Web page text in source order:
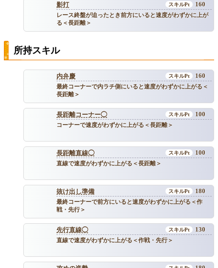
影打 160
レース終盤が迫ったとき前方にいると速度がわずかに上が
る＜長距離＞
所持スキル
内弁慶 160
最終コーナーで内ラチ側にいると速度がわずかに上がる＜
長距離＞
長距離コーナー◯ 100
コーナーで速度がわずかに上がる＜長距離＞
長距離直線◯ 100
直線で速度がわずかに上がる＜長距離＞
抜け出し準備 180
最終コーナーで前方にいると速度がわずかに上がる＜作
戦・先行＞
先行直線◯ 130
直線で速度がわずかに上がる＜作戦・先行＞